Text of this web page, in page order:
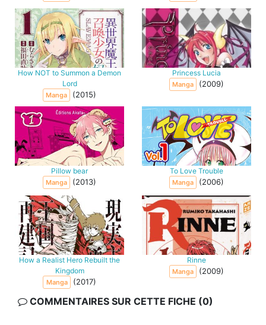
How NOT to Summon a Demon
Lord
Manga (2015)
Princess Lucia
Manga (2009)
Pillow bear
Manga (2013)
To Love Trouble
Manga (2006)
How a Realist Hero Rebuilt the
Kingdom
Manga (2017)
Rinne
Manga (2009)
COMMENTAIRES SUR CETTE FICHE (0)